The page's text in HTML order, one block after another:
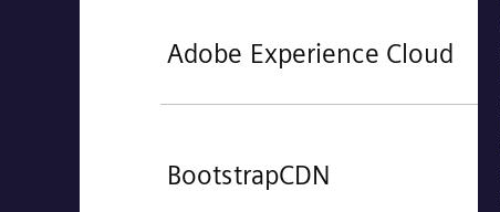
Adobe Experience Cloud
BootstrapCDN